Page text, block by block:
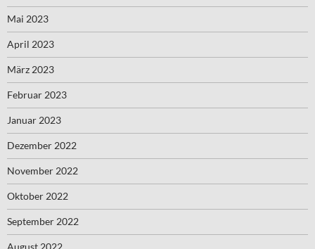
Mai 2023
April 2023
März 2023
Februar 2023
Januar 2023
Dezember 2022
November 2022
Oktober 2022
September 2022
August 2022